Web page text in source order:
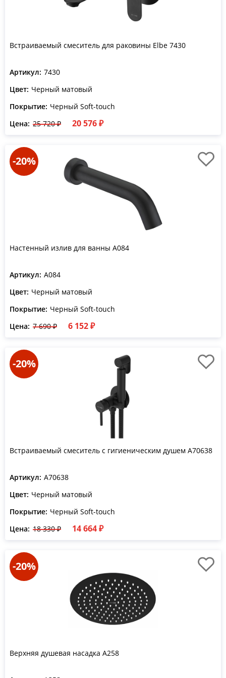
Встраиваемый смеситель для раковины Elbe 7430
Артикул: 7430
Цвет: Черный матовый
Покрытие: Черный Soft-touch
Цена: 25 720 ₽ 20 576 ₽
-20%
Настенный излив для ванны A084
Артикул: A084
Цвет: Черный матовый
Покрытие: Черный Soft-touch
Цена: 7 690 ₽ 6 152 ₽
-20%
Встраиваемый смеситель с гигиеническим душем A70638
Артикул: A70638
Цвет: Черный матовый
Покрытие: Черный Soft-touch
Цена: 18 330 ₽ 14 664 ₽
-20%
Верхняя душевая насадка A258